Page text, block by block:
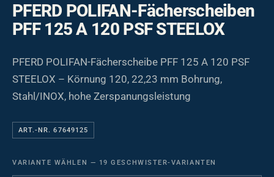
PFERD POLIFAN-Fächerscheiben
PFF 125 A 120 PSF STEELOX
PFERD POLIFAN-Fächerscheibe PFF 125 A 120 PSF
STEELOX – Körnung 120, 22,23 mm Bohrung,
Stahl/INOX, hohe Zerspanungsleistung
ART.-NR. 67649125
VARIANTE WÄHLEN — 19 GESCHWISTER-VARIANTEN